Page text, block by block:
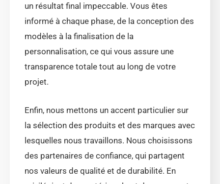
un résultat final impeccable. Vous êtes
informé à chaque phase, de la conception des
modèles à la finalisation de la
personnalisation, ce qui vous assure une
transparence totale tout au long de votre
projet.
Enfin, nous mettons un accent particulier sur
la sélection des produits et des marques avec
lesquelles nous travaillons. Nous choisissons
des partenaires de confiance, qui partagent
nos valeurs de qualité et de durabilité. En